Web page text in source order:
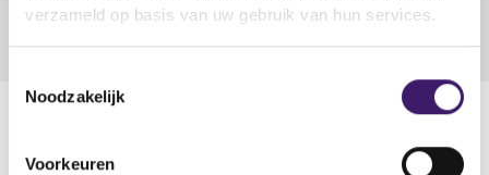
verzameld op basis van uw gebruik van hun services.
Noodzakelijk
Voorkeuren
Naam
Wie plaatst de cookies?
Naam